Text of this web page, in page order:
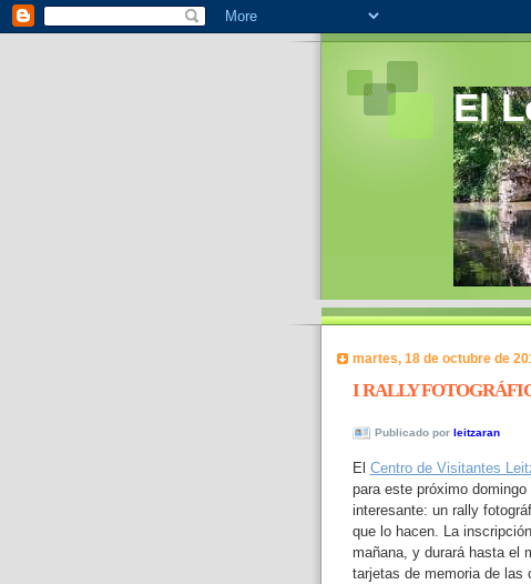
El
martes, 18 de octubre de
I RALLY
Publicado por leitzaran
El Centro de Visitantes
para este próximo
interesante: un rally
que lo hacen. La
mañana, y durará hasta el
tarjetas de memoria de las